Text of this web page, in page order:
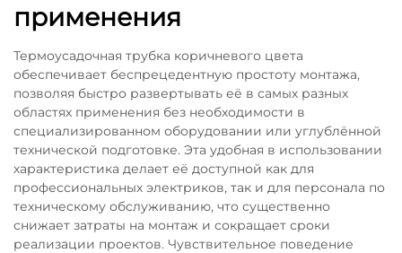
применения
Термоусадочная трубка коричневого цвета
обеспечивает беспрецедентную простоту монтажа,
позволяя быстро развертывать её в самых разных
областях применения без необходимости в
специализированном оборудовании или углублённой
технической подготовке. Эта удобная в использовании
характеристика делает её доступной как для
профессиональных электриков, так и для персонала по
техническому обслуживанию, что существенно
снижает затраты на монтаж и сокращает сроки
реализации проектов. Чувствительное поведение